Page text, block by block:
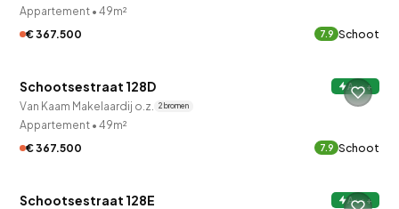
Appartement • 49m²
€ 367.500
7.9 Schoot
QUICKLANE™
Schootsestraat 128D A+++
Van Kaam Makelaardij o.z. 2 bronnen
Appartement • 49m²
€ 367.500
7.9 Schoot
QUICKLANE™
Schootsestraat 128E A+++